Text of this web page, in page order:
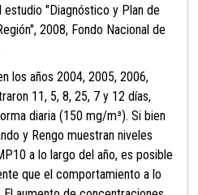
"Diagnóstico y Plan de
2008, Fondo Nacional de
los años 2004, 2005, 2006,
11, 5, 8, 25, 7 y 12 días,
diaria (150 mg/m³). Si bien
y Rengo muestran niveles
a lo largo del año, es posible
que el comportamiento a lo